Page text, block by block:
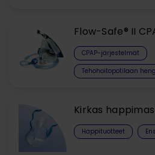
Flow-Safe® II
CPAP-järjestelmät
Tehohoitopotilaan
Kirkas
Happituotteet